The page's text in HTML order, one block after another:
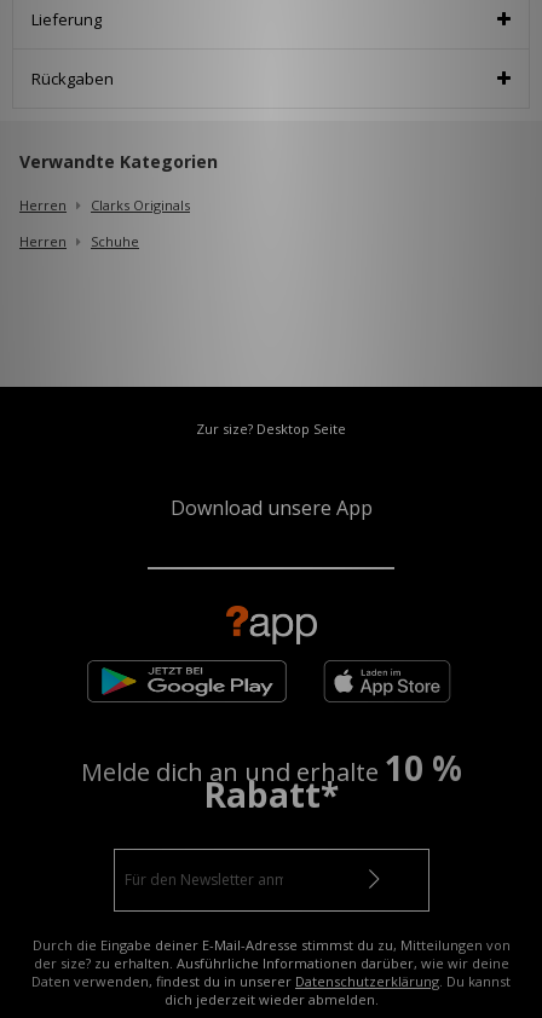
Lieferung
Rückgaben
Verwandte Kategorien
Herren
Clarks Originals
Herren
Schuhe
Zur size? Desktop Seite
Download unsere App
Melde dich an und erhalte 10 %
Rabatt*
Durch die Eingabe deiner E-Mail-Adresse stimmst du zu, Mitteilungen von
der size? zu erhalten. Ausführliche Informationen darüber, wie wir deine
Daten verwenden, findest du in unserer Datenschutzerklärung . Du kannst
dich jederzeit wieder abmelden.